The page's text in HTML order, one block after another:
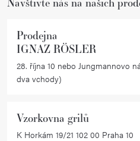
Prodejna
IGNAZ RÖSLER
28. října 10 nebo Jungmannovo
dva vchody)
Vzorkovna grilů
K Horkám 19/21 102 00 Praha 10